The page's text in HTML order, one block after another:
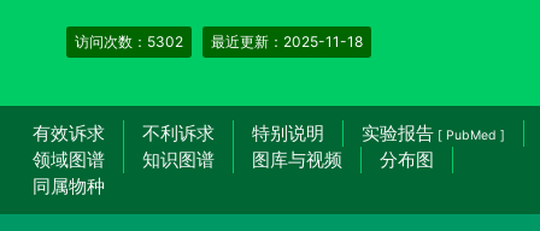
访问次数：5302 最近更新：2025-11-18
有效诉求 不利诉求 特别说明 实验报告 [ PubMed ]
领域图谱 知识图谱 图库与视频
分布图
同属物种